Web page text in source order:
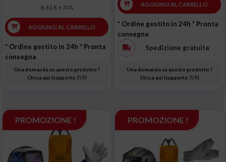
8,81 € + IVA
AGGIUNGI AL CARRELLO
* Ordine gestito in 24h * Pronta
consegna
Una domanda su questo prodotto ?
Clicca qui (supporto 7/7)
AGGIUNGI AL CARRELLO
* Ordine gestito in 24h * Pronta
consegna
Spedizione gratuita
Una domanda su questo prodotto ?
Clicca qui (supporto 7/7)
PROMOZIONE ! PROMOZIONE !